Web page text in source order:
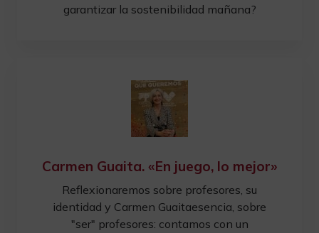
garantizar la sostenibilidad mañana?
Carmen Guaita. «En juego, lo mejor»
Reflexionaremos sobre profesores, su
identidad y Carmen Guaitaesencia, sobre
"ser" profesores: contamos con un